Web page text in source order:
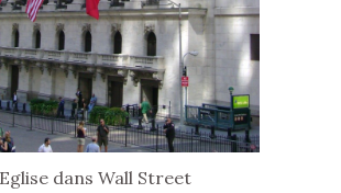
Eglise dans Wall Street